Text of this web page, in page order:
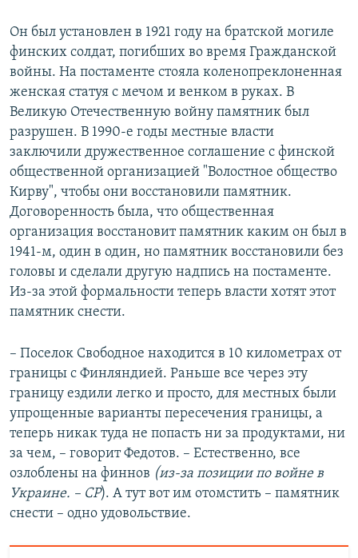
Он был установлен в 1921 году на братской могиле
финских солдат, погибших во время Гражданской
войны. На постаменте стояла коленопреклоненная
женская статуя с мечом и венком в руках. В
Великую Отечественную войну памятник был
разрушен. В 1990-е годы местные власти
заключили дружественное соглашение с финской
общественной организацией "Волостное общество
Кирву", чтобы они восстановили памятник.
Договоренность была, что общественная
организация восстановит памятник каким он был в
1941-м, один в один, но памятник восстановили без
головы и сделали другую надпись на постаменте.
Из-за этой формальности теперь власти хотят этот
памятник снести.
– Поселок Свободное находится в 10 километрах от
границы с Финляндией. Раньше все через эту
границу ездили легко и просто, для местных были
упрощенные варианты пересечения границы, а
теперь никак туда не попасть ни за продуктами, ни
за чем, – говорит Федотов. – Естественно, все
озлоблены на финнов (из-за позиции по войне в
Украине. – СР). А тут вот им отомстить – памятник
снести – одно удовольствие.